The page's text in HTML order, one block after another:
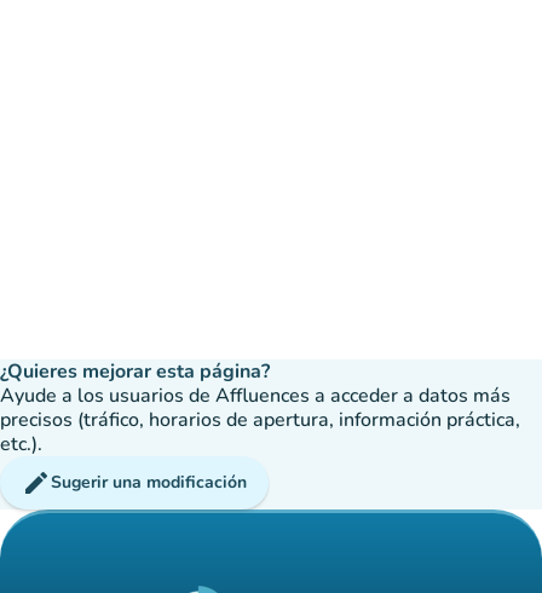
¿Quieres mejorar esta página?
Ayude a los usuarios de Affluences a acceder a datos más
precisos (tráfico, horarios de apertura, información práctica,
etc.).
editSugerir una modificación